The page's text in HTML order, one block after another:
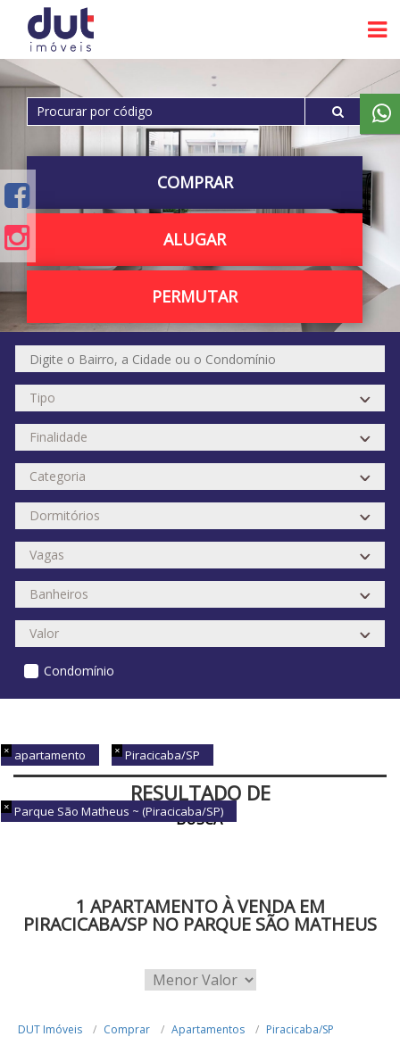
COMPRAR
ALUGAR
PERMUTAR
Condomínio
apartamento Piracicaba/SP
Parque São Matheus ~ (Piracicaba/SP)
RESULTADO DE
BUSCA
1 APARTAMENTO À VENDA EM
PIRACICABA/SP NO PARQUE SÃO MATHEUS
DUT Imóveis Comprar Apartamentos
Piracicaba/SP